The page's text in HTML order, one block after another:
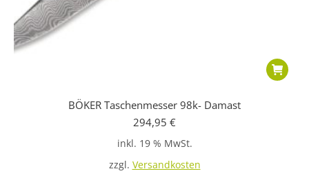
BÖKER Taschenmesser 98k- Damast
294,95 €
inkl. 19 % MwSt.
zzgl. Versandkosten